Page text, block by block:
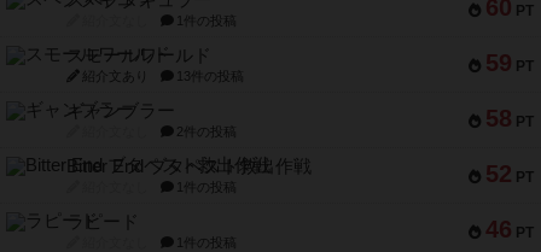
60 PT
1件の投稿
59 PT
スモールワールド
紹介文あり 13件の投稿
58 PT
ギャンブラー
2件の投稿
52 PT
Bitter End ブタペスト救出作戦
1件の投稿
46 PT
ラピード
1件の投稿